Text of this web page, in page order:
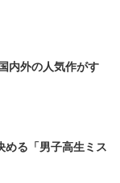
内外の人気作がす
める「男子高生ミス